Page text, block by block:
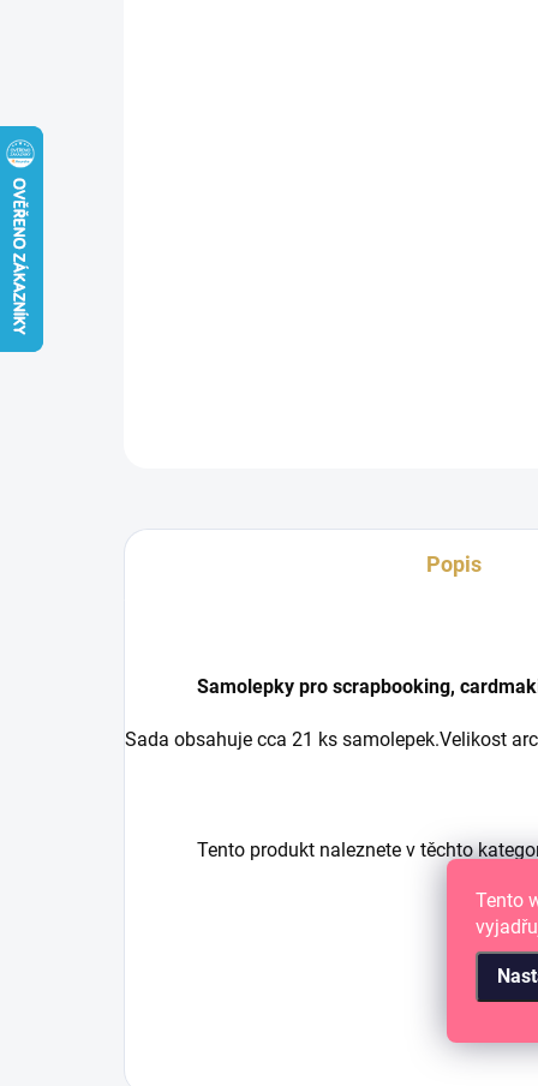
Tento
Popis
Samolepky pro scrapbooking,
Sada obsahuje cca 21 ks samolepek.Velikost
Tento produkt naleznete v těchto